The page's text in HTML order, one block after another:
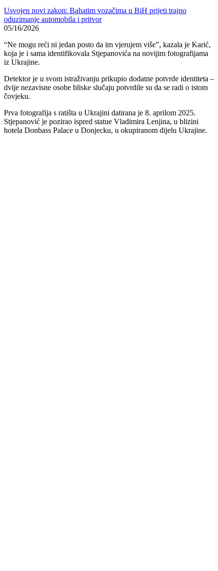
Usvojen novi zakon: Bahatim vozačima u BiH prijeti trajno
oduzimanje automobila i pritvor
05/16/2026
“Ne mogu reći ni jedan posto da im vjerujem više”, kazala je Karić,
koja je i sama identifikovala Stjepanovića na novijim fotografijama
iz Ukrajine.
Detektor je u svom istraživanju prikupio dodatne potvrde identiteta –
dvije nezavisne osobe bliske slučaju potvrdile su da se radi o istom
čovjeku.
Prva fotografija s ratišta u Ukrajini datirana je 8. aprilom 2025.
Stjepanović je pozirao ispred statue Vladimira Lenjina, u blizini
hotela Donbass Palace u Donjecku, u okupiranom dijelu Ukrajine.